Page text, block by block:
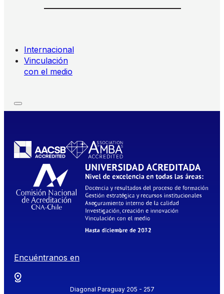
Internacional
Vinculación
con el medio
Encuéntranos en
Diagonal Paraguay 205 - 257